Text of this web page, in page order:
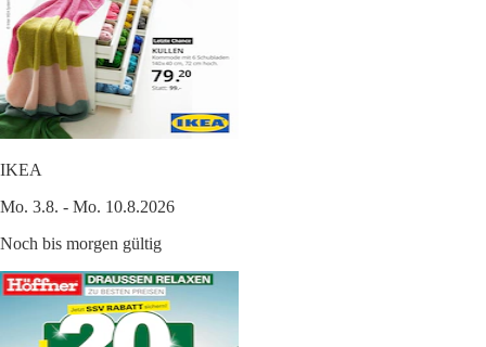
IKEA
Mo. 3.8. - Mo. 10.8.2026
Noch bis morgen gültig